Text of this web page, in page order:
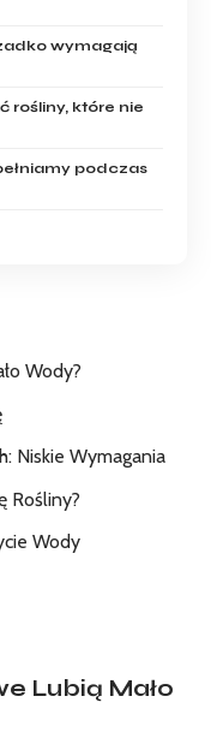
wymagają
rośliny, które nie
podczas
Wody?
Niskie Wymagania
Rośliny?
Wody
Lubią Mało